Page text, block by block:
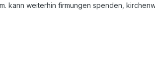
kann weiterhin firmungen spenden,